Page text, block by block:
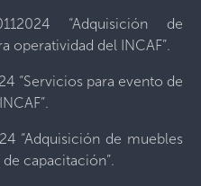
“Adquisición de
operatividad del INCAF”.
“Servicios para evento de
“Adquisición de muebles
capacitación”.